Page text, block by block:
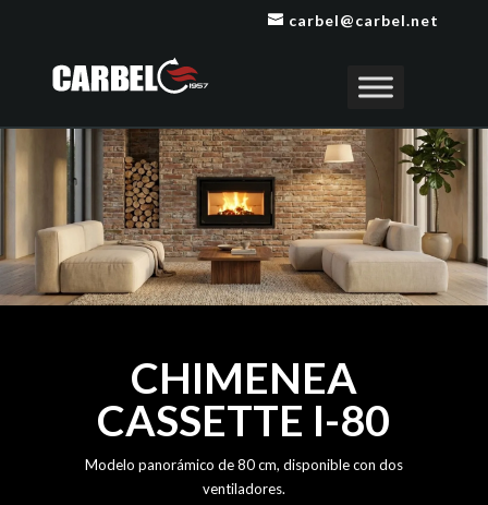
carbel@carbel.net
CHIMENEA
CASSETTE I-80
Modelo panorámico de 80 cm, disponible con dos
ventiladores.